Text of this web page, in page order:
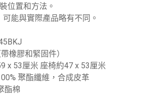
位置和方法。
能與實際產品略有不同。
橡膠和緊固件）
x 53厘米 座椅約47 x 53厘米
聚酯纖維，合成皮革
酯棉